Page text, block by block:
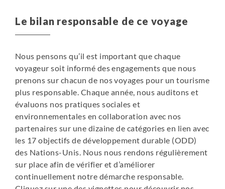
Le bilan responsable de ce voyage
Nous pensons qu’il est important que chaque
voyageur soit informé des engagements que nous
prenons sur chacun de nos voyages pour un tourisme
plus responsable. Chaque année, nous auditons et
évaluons nos pratiques sociales et
environnementales en collaboration avec nos
partenaires sur une dizaine de catégories en lien avec
les 17 objectifs de développement durable (ODD)
des Nations-Unis. Nous nous rendons régulièrement
sur place afin de vérifier et d’améliorer
continuellement notre démarche responsable.